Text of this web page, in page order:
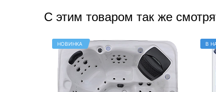
С этим товаром так же
НОВИНКА В